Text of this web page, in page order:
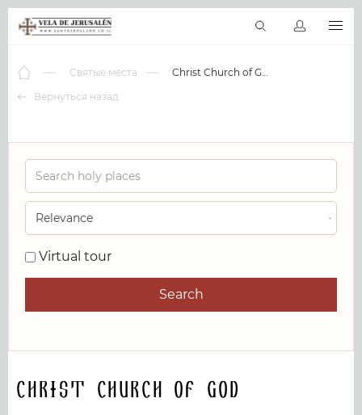
Виртуальные туры
RU
Вернуться назад
Святые места Christ Church of God
Virtual tour
Search
Christ Church of God